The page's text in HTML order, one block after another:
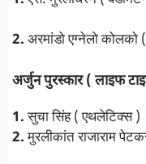
2. अरमांडो एग्नेलो कोलको
अर्जुन पुरस्कार ( लाइफ
1.सुचा सिंह ( एथलेटिक्स )
2.मुरलीकांत राजाराम